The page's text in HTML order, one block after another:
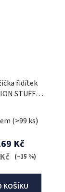
řidítek
STUFF
20mm)
(>99 ks)
Kč
(–15 %)
KOŠÍKU